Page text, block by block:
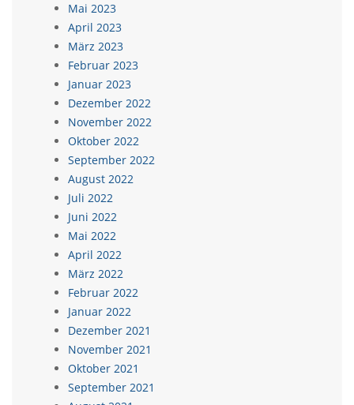
Mai 2023
April 2023
März 2023
Februar 2023
Januar 2023
Dezember 2022
November 2022
Oktober 2022
September 2022
August 2022
Juli 2022
Juni 2022
Mai 2022
April 2022
März 2022
Februar 2022
Januar 2022
Dezember 2021
November 2021
Oktober 2021
September 2021